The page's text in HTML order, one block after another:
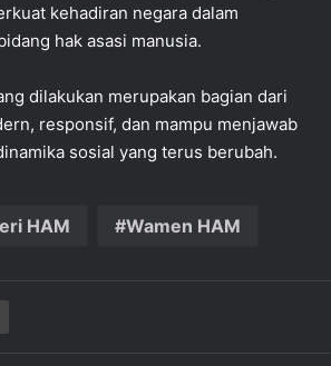
kehadiran negara dalam
hak asasi manusia.
dilakukan merupakan bagian dari
responsif, dan mampu menjawab
sosial yang terus berubah.
HAM Wamen HAM